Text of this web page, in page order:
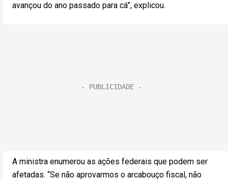
avançou do ano passado para cá”, explicou.
A ministra enumerou as ações federais que podem ser
afetadas. “Se não aprovarmos o arcabouço fiscal, não